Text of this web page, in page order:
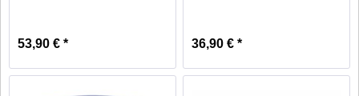
53,90 € * 36,90 € *